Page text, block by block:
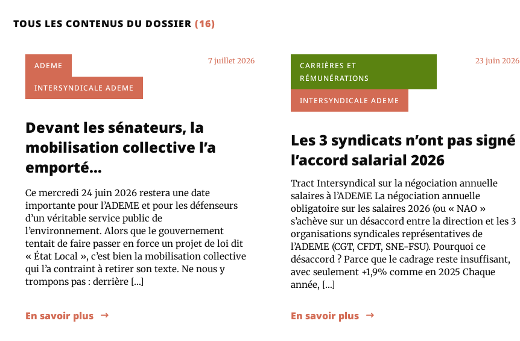
TOUS LES CONTENUS DU DOSSIER (16)
ADEME
INTERSYNDICALE ADEME
7 juillet 2026
Devant les sénateurs, la
mobilisation collective l’a
emporté…
Ce mercredi 24 juin 2026 restera une date
importante pour l’ADEME et pour les défenseurs
d’un véritable service public de
l’environnement. Alors que le gouvernement
tentait de faire passer en force un projet de loi dit
« État Local », c’est bien la mobilisation collective
qui l’a contraint à retirer son texte. Ne nous y
trompons pas : derrière […]
En savoir plus
CARRIÈRES ET
RÉMUNÉRATIONS
INTERSYNDICALE ADEME
23 juin 2026
Les 3 syndicats n’ont pas signé
l’accord salarial 2026
Tract Intersyndical sur la négociation annuelle
salaires à l’ADEME La négociation annuelle
obligatoire sur les salaires 2026 (ou « NAO »
s’achève sur un désaccord entre la direction et les 3
organisations syndicales représentatives de
l’ADEME (CGT, CFDT, SNE-FSU). Pourquoi ce
désaccord ? Parce que le cadrage reste insuffisant,
avec seulement +1,9% comme en 2025 Chaque
année, […]
En savoir plus